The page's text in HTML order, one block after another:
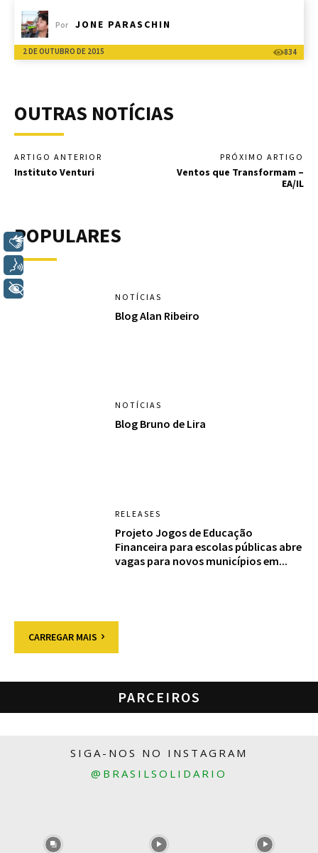
Por JONE PARASCHIN
2 DE OUTUBRO DE 2015 834
OUTRAS NOTÍCIAS
ARTIGO ANTERIOR
Instituto Venturi
PRÓXIMO ARTIGO
Ventos que Transformam –
EA/IL
POPULARES
NOTÍCIAS
Blog Alan Ribeiro
NOTÍCIAS
Blog Bruno de Lira
RELEASES
Projeto Jogos de Educação
Financeira para escolas públicas abre
vagas para novos municípios em...
CARREGAR MAIS
PARCEIROS
SIGA-NOS NO INSTAGRAM
@BRASILSOLIDARIO
Libras
Voz